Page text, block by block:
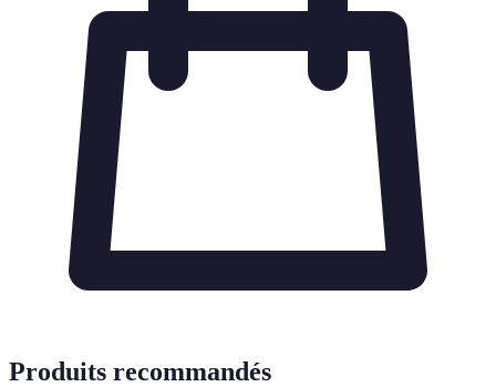
Produits recommandés